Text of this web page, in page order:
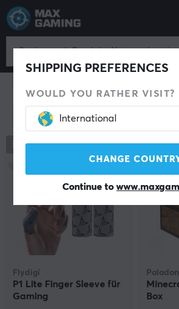
SHIPPING PREFERENCES
WOULD YOU RATHER VISIT?
International
CHANGE
Continue to
Zuhause & Freizeit
Gadgets
Filter zeigen
169 Produkte
Flydigi
P1 Lite Finger Sleeve für
Gaming
Box